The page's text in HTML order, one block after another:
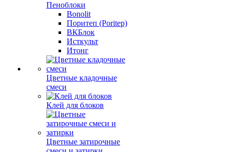
Пеноблоки
Bonolit
Поритеп (Poritep)
ВКБлок
Исткульт
Итонг
Цветные кладочные
смеси
Клей для блоков
Цветные затирочные